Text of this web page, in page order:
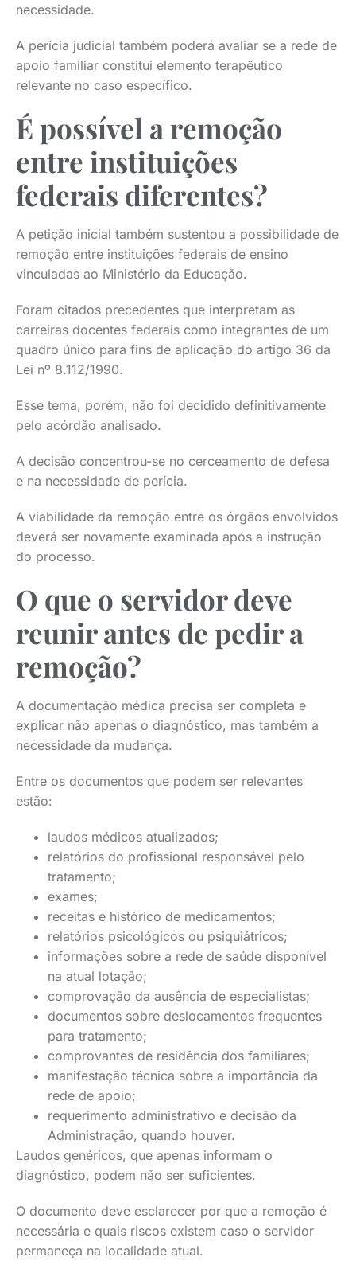
necessidade.
A perícia judicial também poderá avaliar se a rede de
apoio familiar constitui elemento terapêutico
relevante no caso específico.
É possível a remoção
entre instituições
federais diferentes?
A petição inicial também sustentou a possibilidade de
remoção entre instituições federais de ensino
vinculadas ao Ministério da Educação.
Foram citados precedentes que interpretam as
carreiras docentes federais como integrantes de um
quadro único para fins de aplicação do artigo 36 da
Lei nº 8.112/1990.
Esse tema, porém, não foi decidido definitivamente
pelo acórdão analisado.
A decisão concentrou-se no cerceamento de defesa
e na necessidade de perícia.
A viabilidade da remoção entre os órgãos envolvidos
deverá ser novamente examinada após a instrução
do processo.
O que o servidor deve
reunir antes de pedir a
remoção?
A documentação médica precisa ser completa e
explicar não apenas o diagnóstico, mas também a
necessidade da mudança.
Entre os documentos que podem ser relevantes
estão:
laudos médicos atualizados;
relatórios do profissional responsável pelo
tratamento;
exames;
receitas e histórico de medicamentos;
relatórios psicológicos ou psiquiátricos;
informações sobre a rede de saúde disponível
na atual lotação;
comprovação da ausência de especialistas;
documentos sobre deslocamentos frequentes
para tratamento;
comprovantes de residência dos familiares;
manifestação técnica sobre a importância da
rede de apoio;
requerimento administrativo e decisão da
Administração, quando houver.
Laudos genéricos, que apenas informam o
diagnóstico, podem não ser suficientes.
O documento deve esclarecer por que a remoção é
necessária e quais riscos existem caso o servidor
permaneça na localidade atual.